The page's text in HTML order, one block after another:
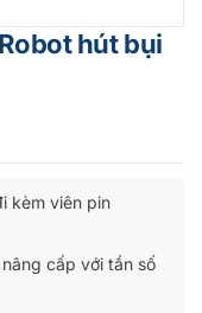
hút bụi
kèm viên pin
cấp với tần số